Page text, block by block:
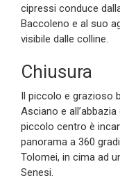
cipressi conduce
Baccoleno e al suo
visibile dalle colline.
Chiusura
Il piccolo e grazioso
Asciano e
piccolo centro è
panorama a 360
Tolomei, in cima ad
Senesi.